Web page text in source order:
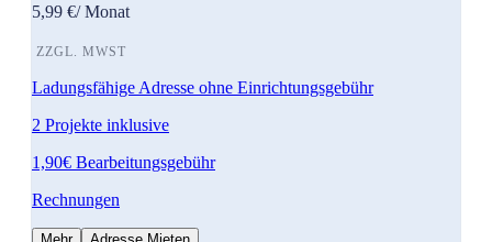
5,99 €/ Monat
ZZGL. MWST
Ladungsfähige Adresse ohne Einrichtungsgebühr
2 Projekte inklusive
1,90€ Bearbeitungsgebühr
Rechnungen
Mehr Adresse Mieten